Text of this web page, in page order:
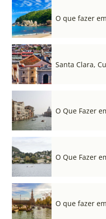
O que fazer
Santa Clara,
O Que Fazer
O Que Fazer
O que fazer